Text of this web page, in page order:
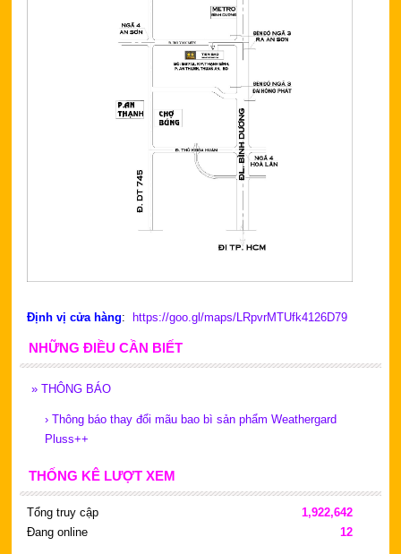
Định vị cửa hàng: https://goo.gl/maps/LRpvrMTUfk4126D79
NHỮNG ĐIỀU CẦN BIẾT
» THÔNG BÁO
› Thông báo thay đổi mãu bao bì sản phẩm Weathergard
Pluss++
THỐNG KÊ LƯỢT XEM
Tổng truy cập
1,922,642
Đang online
12